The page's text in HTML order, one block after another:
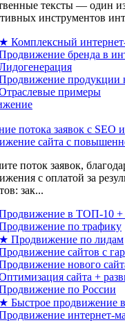
тексты — один
инструментов
★ Комплексный
бренда в
продукции
примеры
потока заявок с SEO
сайта с
поток заявок,
с оплатой за
зак...
в ТОП-10 +
по трафику
★ Продвижение по лидам
сайтов с
нового
сайта +
по России
★ Быстрое продвижение
интернет-